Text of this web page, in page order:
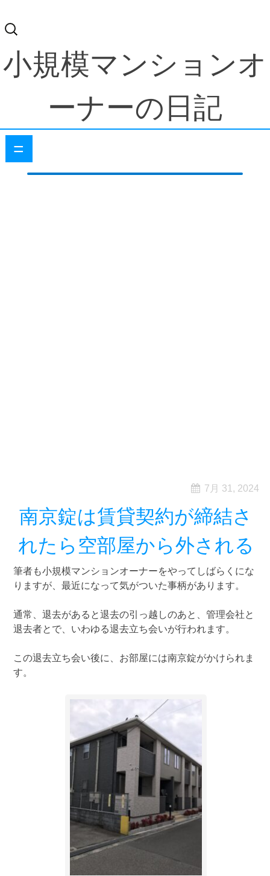
検
索:
小規模マンションオ
ーナーの日記
=
7月 31, 2024
南京錠は賃貸契約が締結さ
れたら空部屋から外される
筆者も小規模マンションオーナーをやってしばらくにな
りますが、最近になって気がついた事柄があります。
通常、退去があると退去の引っ越しのあと、管理会社と
退去者とで、いわゆる退去立ち会いが行われます。
この退去立ち会い後に、お部屋には南京錠がかけられま
す。